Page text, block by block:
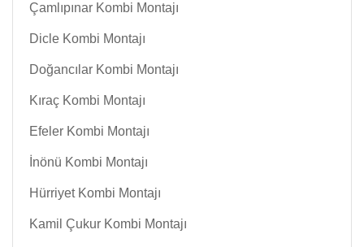
Çamlıpınar Kombi Montajı
Dicle Kombi Montajı
Doğancılar Kombi Montajı
Kıraç Kombi Montajı
Efeler Kombi Montajı
İnönü Kombi Montajı
Hürriyet Kombi Montajı
Kamil Çukur Kombi Montajı